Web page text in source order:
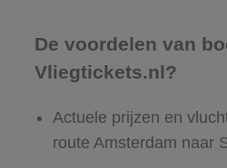
De voordelen van
Vliegtickets.nl?
Actuele prijzen en
route Amsterdam naar